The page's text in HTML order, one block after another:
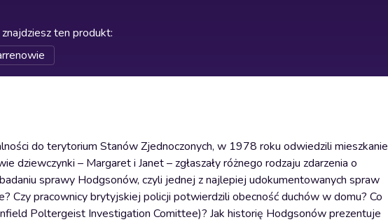
ten produkt:
do terytorium Stanów Zjednoczonych, w 1978 roku odwiedzili mieszkanie
– Margaret i Janet – zgłaszały różnego rodzaju zdarzenia o
sprawy Hodgsonów, czyli jednej z najlepiej udokumentowanych spraw
Czy pracownicy brytyjskiej policji potwierdzili obecność duchów w domu? Co
Poltergeist Investigation Comittee)? Jak historię Hodgsonów prezentuje